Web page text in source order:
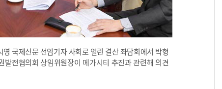
국제신문 선임기자 사회로 열린 결산 좌담회에서 박형
전협의회 상임위원장이 메가시티 추진과 관련해 의견